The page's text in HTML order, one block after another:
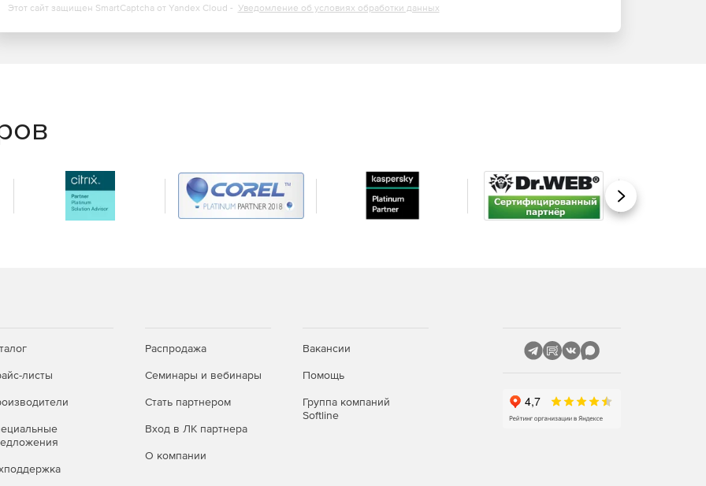
номера (для чистых номеров - не менее 98%);
Этот сайт защищен SmartCaptcha от Yandex Cloud - Уведомление об условиях обработки данных
Вперед
листы
Распродажа
Семинары и вебинары
Стать партнером
Вход в ЛК партнера
О компании
Вакансии
Помощь
Группа компаний
Softline